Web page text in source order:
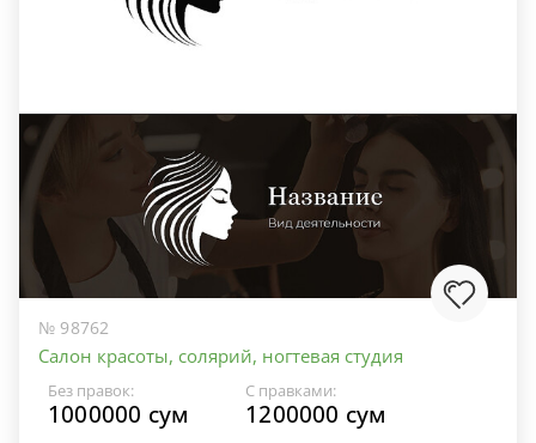
№ 98762
Салон красоты, солярий, ногтевая студия
Без правок:
1000000 сум
С правками:
1200000 сум